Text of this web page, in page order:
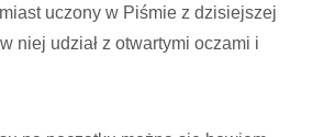
uczony w Piśmie z dzisiejszej
niej udział z otwartymi oczami i